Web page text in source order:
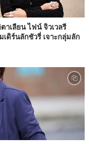
าเลียน ไฟน์ จิวเวลรี
ดิร์นลักชัวรี่ เจาะกลุ่มลัก